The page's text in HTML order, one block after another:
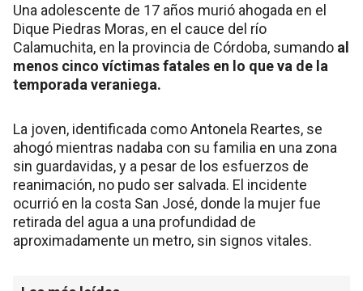
Una adolescente de 17 años murió ahogada en el
Dique Piedras Moras, en el cauce del río
Calamuchita, en la provincia de Córdoba, sumando al
menos cinco víctimas fatales en lo que va de la
temporada veraniega.
La joven, identificada como Antonela Reartes, se
ahogó mientras nadaba con su familia en una zona
sin guardavidas, y a pesar de los esfuerzos de
reanimación, no pudo ser salvada. El incidente
ocurrió en la costa San José, donde la mujer fue
retirada del agua a una profundidad de
aproximadamente un metro, sin signos vitales.